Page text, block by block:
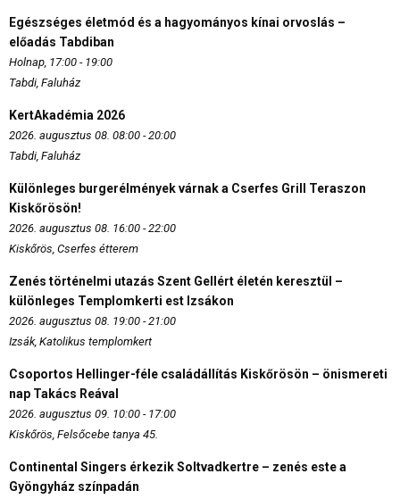
Egészséges életmód és a hagyományos kínai orvoslás –
előadás Tabdiban
Holnap, 17:00 - 19:00
Tabdi, Faluház
KertAkadémia 2026
2026. augusztus 08. 08:00 - 20:00
Tabdi, Faluház
Különleges burgerélmények várnak a Cserfes Grill Teraszon
Kiskőrösön!
2026. augusztus 08. 16:00 - 22:00
Kiskőrös, Cserfes étterem
Zenés történelmi utazás Szent Gellért életén keresztül –
különleges Templomkerti est Izsákon
2026. augusztus 08. 19:00 - 21:00
Izsák, Katolikus templomkert
Csoportos Hellinger-féle családállítás Kiskőrösön – önismereti
nap Takács Reával
2026. augusztus 09. 10:00 - 17:00
Kiskőrös, Felsőcebe tanya 45.
Continental Singers érkezik Soltvadkertre – zenés este a
Gyöngyház színpadán